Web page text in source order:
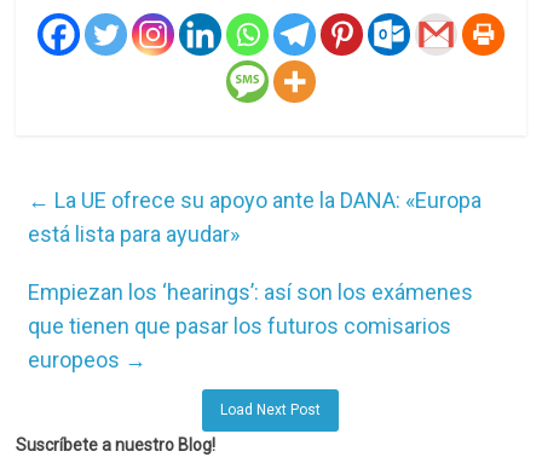
← La UE ofrece su apoyo ante la DANA: «Europa
está lista para ayudar»
Empiezan los ‘hearings’: así son los exámenes
que tienen que pasar los futuros comisarios
europeos →
Load Next Post
Suscríbete a nuestro Blog!